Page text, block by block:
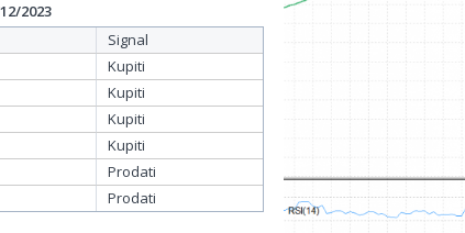
2023
Signal
Kupiti
Kupiti
Kupiti
Kupiti
Prodati
Prodati